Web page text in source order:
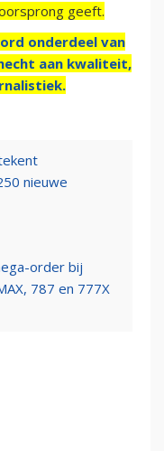
geeft.
onderdeel van
aan kwaliteit,
nieuwe
order bij
787 en 777X